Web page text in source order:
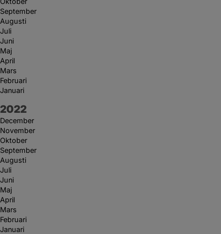
September
Augusti
Juli
Juni
Maj
April
Mars
Februari
Januari
År:
2022
December
November
Oktober
September
Augusti
Juli
Juni
Maj
April
Mars
Februari
Januari